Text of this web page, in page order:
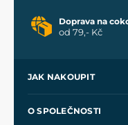
Doprava na
od 79,- Kč
JAK NAKOUPIT
O SPOLEČNOSTI